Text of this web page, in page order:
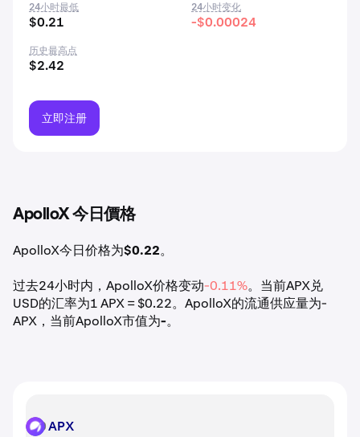
24小时最低
$0.21
24小时变化
-$0.00024
历史最高点
$2.42
立即注册
ApolloX 今日價格
ApolloX今日价格为$0.22。
过去24小时内，ApolloX价格变动-0.11%。当前APX兑
USD的汇率为1 APX = $0.22。ApolloX的流通供应量为-
APX，当前ApolloX市值为-。
APX APX